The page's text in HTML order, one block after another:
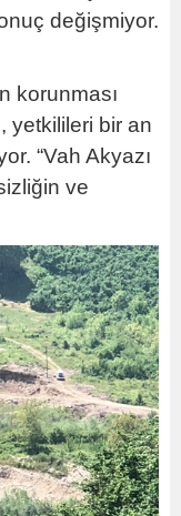
değişmiyor.
korunması
yetkilileri bir an
“Vah Akyazı
ve